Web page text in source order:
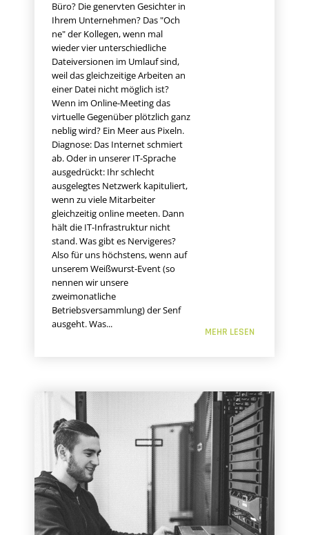
Büro? Die genervten Gesichter in
Ihrem Unternehmen? Das "Och
ne" der Kollegen, wenn mal
wieder vier unterschiedliche
Dateiversionen im Umlauf sind,
weil das gleichzeitige Arbeiten an
einer Datei nicht möglich ist?
Wenn im Online-Meeting das
virtuelle Gegenüber plötzlich ganz
neblig wird? Ein Meer aus Pixeln.
Diagnose: Das Internet schmiert
ab. Oder in unserer IT-Sprache
ausgedrückt: Ihr schlecht
ausgelegtes Netzwerk kapituliert,
wenn zu viele Mitarbeiter
gleichzeitig online meeten. Dann
hält die IT-Infrastruktur nicht
stand. Was gibt es Nervigeres?
Also für uns höchstens, wenn auf
unserem Weißwurst-Event (so
nennen wir unsere
zweimonatliche
Betriebsversammlung) der Senf
ausgeht. Was...
MEHR LESEN